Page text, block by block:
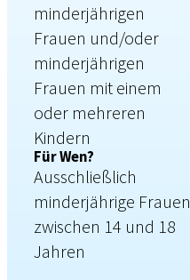
minderjährigen
Frauen und/oder
minderjährigen
Frauen mit einem
oder mehreren
Kindern
Für Wen?
Ausschließlich
minderjährige Frauen
zwischen 14 und 18
Jahren